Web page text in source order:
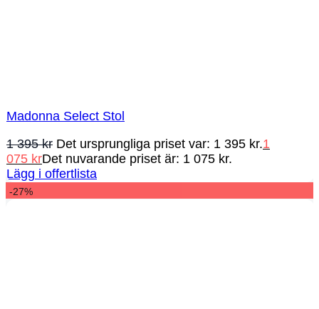
Madonna Select Stol
1 395kr Det ursprungliga priset var: 1 395 kr.1
075 krDet nuvarande priset är: 1 075 kr.
Lägg i offertlista
-27%